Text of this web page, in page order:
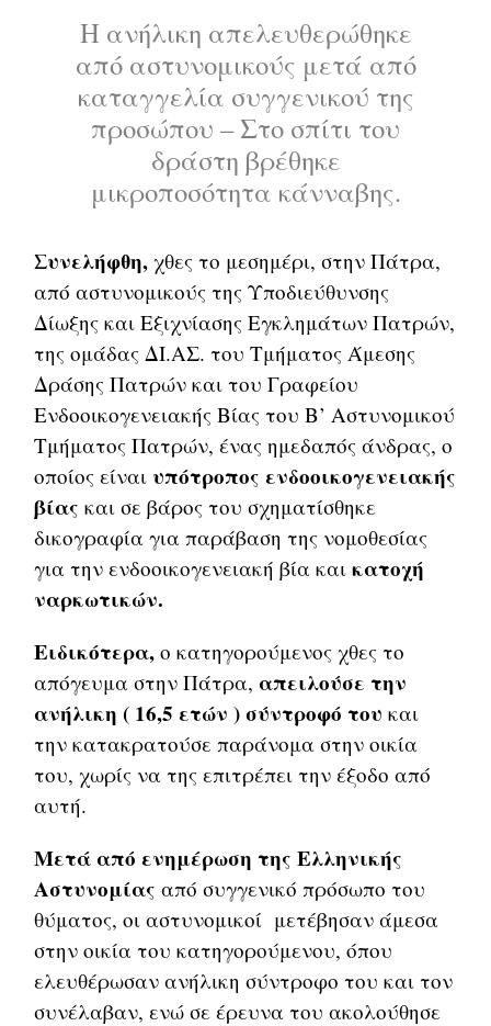
Η ανήλικη απελευθερώθηκε
από αστυνομικούς μετά από
καταγγελία συγγενικού της
προσώπου – Στο σπίτι του
δράστη βρέθηκε
μικροποσότητα κάνναβης.
Συνελήφθη,χθες το μεσημέρι, στην Πάτρα,
από αστυνομικούς της Υποδιεύθυνσης
Δίωξης και Εξιχνίασης Εγκλημάτων Πατρών,
της ομάδας ΔΙ.ΑΣ. του Τμήματος Άμεσης
Δράσης Πατρών και του Γραφείου
Ενδοοικογενειακής Βίας του Β’ Αστυνομικού
Τμήματος Πατρών, ένας ημεδαπός άνδρας, ο
οποίος είναι υπότροπος ενδοοικογενειακής
βίας και σε βάρος του σχηματίσθηκε
δικογραφία για παράβαση της νομοθεσίας
για την ενδοοικογενειακή βία καικατοχή
ναρκωτικών.
Ειδικότερα,ο κατηγορούμενος χθες το
απόγευμα στην Πάτρα,απειλούσε την
ανήλικη ( 16,5 ετών ) σύντροφό του και
την κατακρατούσε παράνομα στην οικία
του, χωρίς να της επιτρέπει την έξοδο από
αυτή.
Μετά από ενημέρωση της Ελληνικής
Αστυνομίας από συγγενικό πρόσωπο του
θύματος, οι αστυνομικοί μετέβησαν άμεσα
στην οικία του κατηγορούμενου, όπου
ελευθέρωσαν ανήλικη σύντροφο του και τον
συνέλαβαν, ενώ σε έρευνα του ακολούθησε